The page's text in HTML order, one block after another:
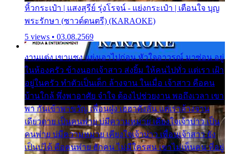
หิ้วกระเป๋า | แสงสุรีย์ รุ่งโรจน์ - แย่งกระเป๋า | เตือนใจ บุญ
พระรักษา (ซาวด์ดนตรี) (KARAOKE)
5 views • 03.08.2569
งานแต่ง เขาแซง แย่งเอาไปก่อน หัวใจอาวรณ์ มาซ่อน อยู่
ในห้องครัว ข้างนอกเจ้าสาว ส่งยิ้ม ให้คนไปทั่ว แต่เรา เฝ้า
อยู่ในครัว ทำตัวเป็นเด็ก ล้างจาน ในเมื่อ เจ้าสาว คือคน
บ้านใกล้ พึ่งพาอาศัย จำใจ ต้องไปช่วยงาน พอถึงเวลา เขา
พา กันเข้าพาขวัญ เพื่อนฝูง เฮฮาดังลั่น แต่เราล้างจาน
เดียวดาย เป็นคนพ่าย บ่มีความหมาย เคียงใจเจ้าบ่าว เป็น
คนพ่าย บ่มีความหมาย เคียงใจเจ้าบ่าว เพื่อนเจ้าสาว ยัง
เป็นบ่ได้ คือคนพ่าย ฮักคน ไม่มีใครสน เขาไม่เห็นคน ที่อยู่